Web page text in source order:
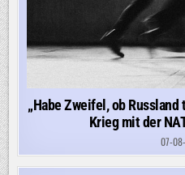
„Habe Zweifel, ob
Krieg mit der
07-